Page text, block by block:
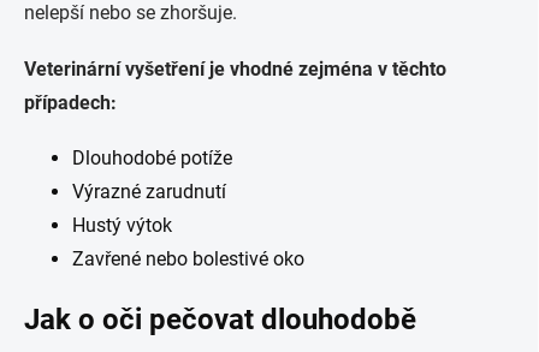
nelepší nebo se zhoršuje.
Veterinární vyšetření je vhodné zejména v těchto
případech:
Dlouhodobé potíže
Výrazné zarudnutí
Hustý výtok
Zavřené nebo bolestivé oko
Jak o oči pečovat dlouhodobě